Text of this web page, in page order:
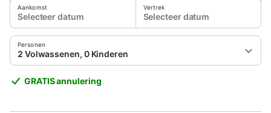
Aankomst
Selecteer datum
Vertrek
Selecteer datum
Personen
2 Volwassenen, 0 Kinderen
GRATIS annulering